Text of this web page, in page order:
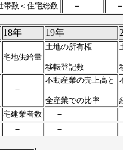
帯数＜住宅総数 －
18年 19年
宅地供給量
土地の所有権
移転登記数
－
不動産業の売上高と
全産業での比率
宅建業者数 －
－ －